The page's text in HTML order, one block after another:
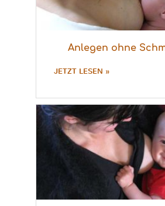
Anlegen ohne
JETZT LESEN »